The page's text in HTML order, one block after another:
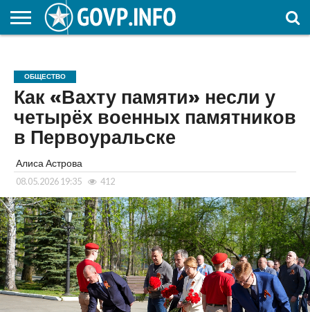
ОБРАЗОВАНИЕ
ОБЩЕСТВО
Как «Вахту памяти» несли у
четырёх военных памятников
в Первоуральске
Алиса Астрова
08.05.2026 19:35 412